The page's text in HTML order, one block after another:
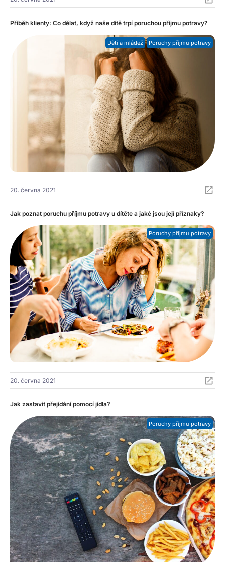
Příběh klienty: Co dělat, když naše dítě trpí poruchou příjmu potravy?
Děti a mládež Poruchy příjmu potravy
20. června 2021
Jak poznat poruchu příjmu potravy u dítěte a jaké jsou její příznaky?
Poruchy příjmu potravy
20. června 2021
Jak zastavit přejídání pomocí jídla?
Poruchy příjmu potravy